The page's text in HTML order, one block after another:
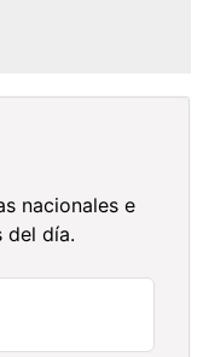
nacionales e
del día.